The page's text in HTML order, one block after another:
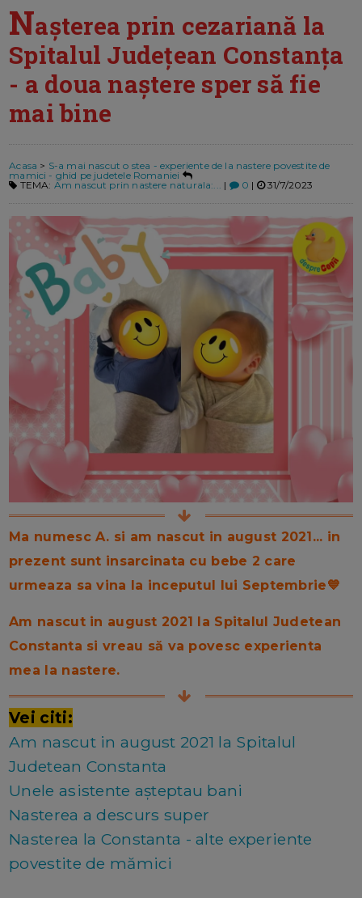
Nașterea prin cezariană la
Spitalul Județean Constanța
- a doua naștere sper să fie
mai bine
Acasa > S-a mai nascut o stea - experiente de la nastere povestite de
mamici - ghid pe judetele Romaniei
TEMA: Am nascut prin nastere naturala:... | 0 | 31/7/2023
Ma numesc A. si am nascut in august 2021... in
prezent sunt insarcinata cu bebe 2 care
urmeaza sa vina la inceputul lui Septembrie💙
Am nascut in august 2021 la Spitalul Judetean
Constanta si vreau să va povesc experienta
mea la nastere.
Vei citi:
Am nascut in august 2021 la Spitalul
Judetean Constanta
Unele asistente așteptau bani
Nasterea a descurs super
Nasterea la Constanta - alte experiente
povestite de mămici